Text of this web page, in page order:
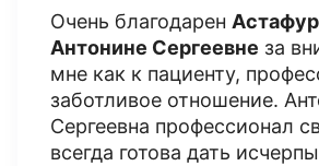
Очень благодарен
Антонине Сергеевне за
мне как к пациенту,
заботливое отношение.
Сергеевна профессионал
всегда готова дать